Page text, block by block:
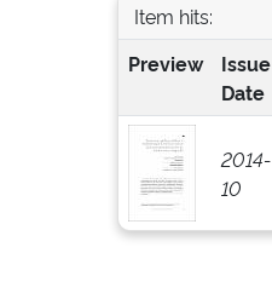
Item hits:
Preview
Issue
Date
2014-
10